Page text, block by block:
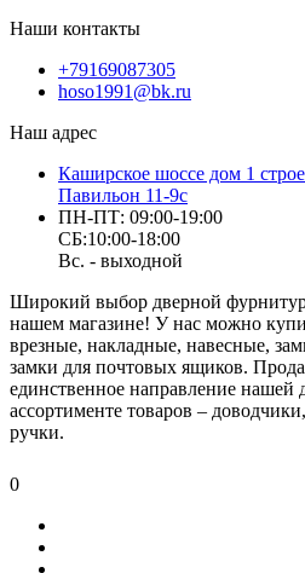
Наши контакты
+79169087305
hoso1991@bk.ru
Наш адрес
Каширское шоссе дом 1
Павильон 11-9с
ПН-ПТ: 09:00-19:00
СБ:10:00-18:00
Вс. - выходной
Широкий выбор дверной
нашем магазине! У нас можно
врезные, накладные, навесные,
замки для почтовых ящиков.
единственное направление нашей
ассортименте товаров –
ручки.
0